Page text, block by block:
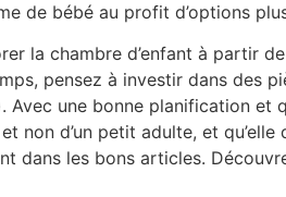
de bébé au profit d’options
la chambre d’enfant à partir
pensez à investir dans des
une bonne planification et
non d’un petit adulte, et
dans les bons articles.